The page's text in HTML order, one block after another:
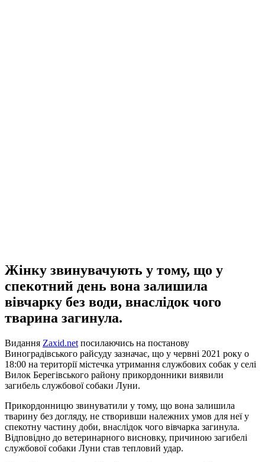
Жінку звинувачують у тому, що у
спекотний день вона залишила
вівчарку без води, внаслідок чого
тварина загинула.
Видання Zaxid.net посилаючись на постанову
Виноградівського райсуду зазначає, що у червні 2021 року о
18:00 на території містечка утримання службових собак у селі
Вилок Берегівського району прикордонники виявили
загибель службової собаки Луни.
Прикордонницю звинуватили у тому, що вона залишила
тварину без догляду, не створивши належних умов для неї у
спекотну частину доби, внаслідок чого вівчарка загинула.
Відповідно до ветеринарного висновку, причиною загибелі
службової собаки Луни став тепловий удар.